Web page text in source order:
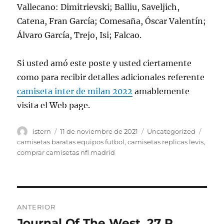
Vallecano: Dimitrievski; Balliu, Saveljich,
Catena, Fran García; Comesaña, Óscar Valentín;
Álvaro García, Trejo, Isi; Falcao.
Si usted amó este poste y usted ciertamente
como para recibir detalles adicionales referente
camiseta inter de milan 2022 amablemente
visita el Web page.
Autor
istern
Publicado
el
11 de noviembre de 2021 Categorías
Uncategorized
camisetas baratas equipos futbol,camisetas replicas levis,
comprar camisetas nfl madrid
de
ANTERIOR